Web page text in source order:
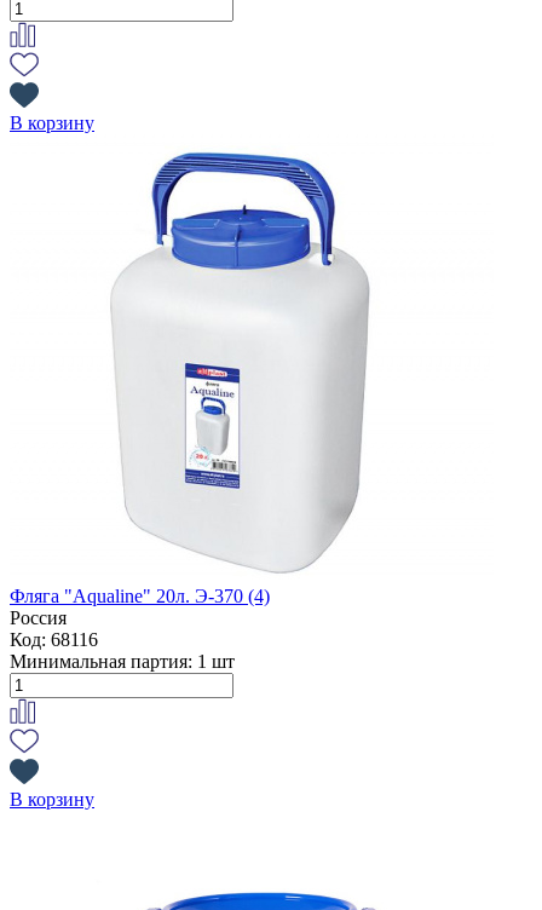
В корзину
Фляга "Aqualine" 20л. Э-370 (4)
Россия
Код: 68116
Минимальная партия: 1 шт
В корзину